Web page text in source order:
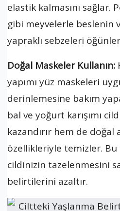
elastik kalmasını sağlar.
gibi meyvelerle beslenin
yapraklı sebzeleri
Doğal Maskeler Kullanın:
yapımı yüz maskeleri
derinlemesine bakım
bal ve yoğurt karışımı
kazandırır hem de
özellikleriyle temizler.
cildinizin tazelenmesini
belirtilerini azaltır.